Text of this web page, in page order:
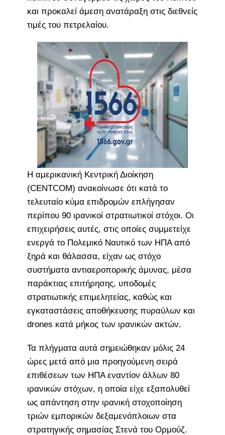
και προκαλεί άμεση ανατάραξη στις διεθνείς
τιμές του πετρελαίου.
Η αμερικανική Κεντρική Διοίκηση
(CENTCOM) ανακοίνωσε ότι κατά το
τελευταίο κύμα επιδρομών επλήγησαν
περίπου 90 ιρανικοί στρατιωτικοί στόχοι. Οι
επιχειρήσεις αυτές, στις οποίες συμμετείχε
ενεργά το Πολεμικό Ναυτικό των ΗΠΑ από
ξηρά και θάλασσα, είχαν ως στόχο
συστήματα αντιαεροπορικής άμυνας, μέσα
παράκτιας επιτήρησης, υποδομές
στρατιωτικής επιμελητείας, καθώς και
εγκαταστάσεις αποθήκευσης πυραύλων και
drones κατά μήκος των ιρανικών ακτών.
Τα πλήγματα αυτά σημειώθηκαν μόλις 24
ώρες μετά από μια προηγούμενη σειρά
επιθέσεων των ΗΠΑ εναντίον άλλων 80
ιρανικών στόχων, η οποία είχε εξαπολυθεί
ως απάντηση στην ιρανική στοχοποίηση
τριών εμπορικών δεξαμενόπλοιων στα
στρατηγικής σημασίας Στενά του Ορμούζ.